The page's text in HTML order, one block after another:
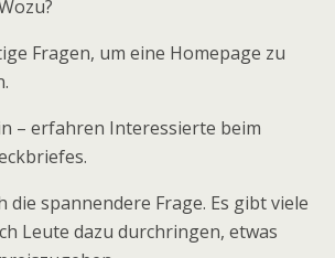
Fragen, um eine Homepage zu
– erfahren Interessierte beim
die spannendere Frage. Es gibt viele
Leute dazu durchringen, etwas